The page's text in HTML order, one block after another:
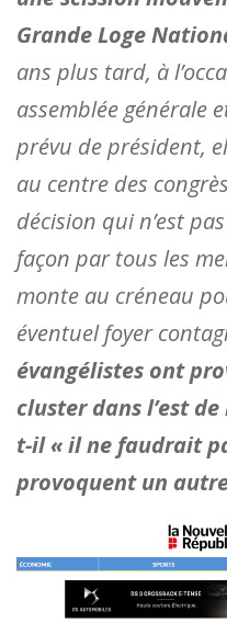
Grande Loge
ans plus tard, à
assemblée générale
prévu de président,
au centre des
décision qui n’est
façon par tous les
monte au créneau
éventuel foyer
évangélistes ont
cluster dans l’est
t-il « il ne faudrait
provoquent un